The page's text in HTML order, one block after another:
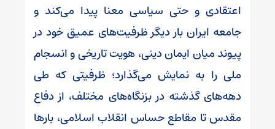
اعتقادی و حتی سیاسی معنا پیدا می‌کند و
جامعه ایران بار دیگر ظرفیت‌های عمیق خود در
پیوند میان ایمان دینی، هویت تاریخی و انسجام
ملی را به نمایش می‌گذارد؛ ظرفیتی که طی
دهه‌های گذشته در بزنگاه‌های مختلف، از دفاع
مقدس تا مقاطع حساس انقلاب اسلامی، بارها